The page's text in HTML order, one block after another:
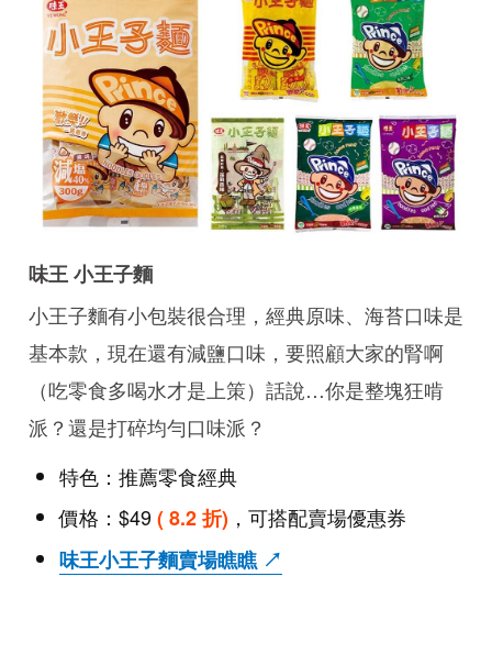
味王 小王子麵
小王子麵有小包裝很合理，經典原味、海苔口味是
基本款，現在還有減鹽口味，要照顧大家的腎啊
（吃零食多喝水才是上策）話說…你是整塊狂啃
派？還是打碎均勻口味派？
特色：推薦零食經典
價格：$49 ( 8.2 折) ，可搭配賣場優惠券
味王小王子麵賣場瞧瞧 ↗